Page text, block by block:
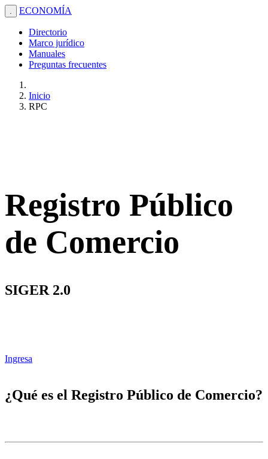
. ECONOMÍA
Directorio
Marco jurídico
Manuales
Preguntas frecuentes
Inicio
RPC
Registro Público
de Comercio
SIGER 2.0
Ingresa
¿Qué es el Registro Público de Comercio?